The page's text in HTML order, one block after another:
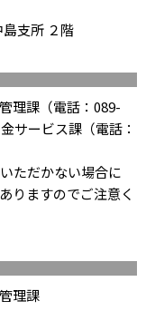
支所 ２階
理課（電話：089-
サービス課（電話：
ただかない場合に
りますのでご注意く
理課